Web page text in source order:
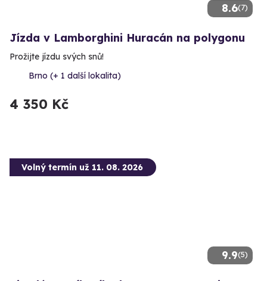
8.6(7)
Jízda v Lamborghini Huracán na polygonu
Prožijte jízdu svých snů!
Brno (+ 1 další lokalita)
4 350 Kč
9.9(5)
Volný termín už 11. 08. 2026